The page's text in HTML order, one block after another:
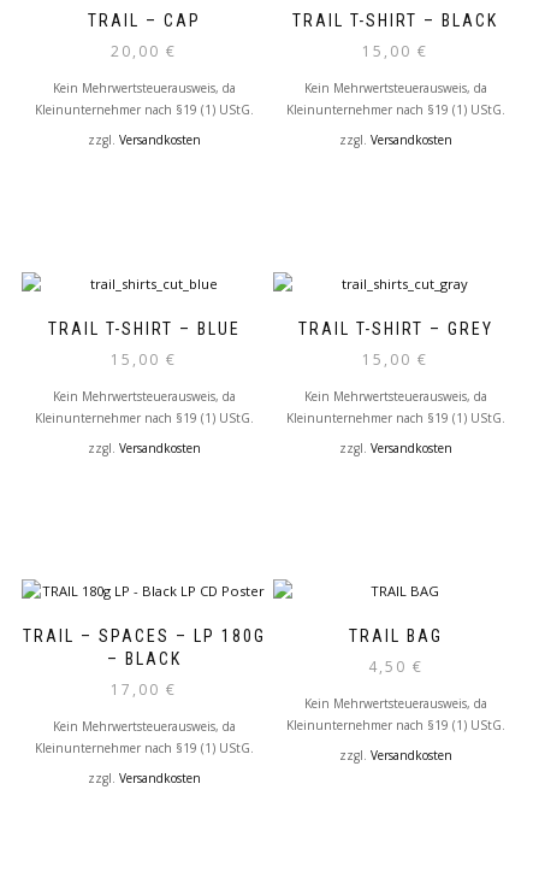
TRAIL – CAP
20,00 €
Kein Mehrwertsteuerausweis, da
Kleinunternehmer nach §19 (1) UStG.
zzgl. Versandkosten
TRAIL T-SHIRT – BLACK
15,00 €
Kein Mehrwertsteuerausweis, da
Kleinunternehmer nach §19 (1) UStG.
zzgl. Versandkosten
TRAIL T-SHIRT – BLUE
15,00 €
Kein Mehrwertsteuerausweis, da
Kleinunternehmer nach §19 (1) UStG.
zzgl. Versandkosten
TRAIL T-SHIRT – GREY
15,00 €
Kein Mehrwertsteuerausweis, da
Kleinunternehmer nach §19 (1) UStG.
zzgl. Versandkosten
TRAIL – SPACES – LP 180G
– BLACK
17,00 €
Kein Mehrwertsteuerausweis, da
Kleinunternehmer nach §19 (1) UStG.
zzgl. Versandkosten
TRAIL BAG
4,50 €
Kein Mehrwertsteuerausweis, da
Kleinunternehmer nach §19 (1) UStG.
zzgl. Versandkosten